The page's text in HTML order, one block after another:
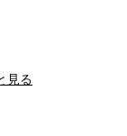
見る